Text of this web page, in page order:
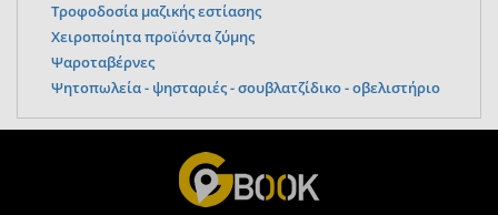
Τροφοδοσία μαζικής εστίασης
Χειροποίητα προϊόντα ζύμης
Ψαροταβέρνες
Ψητοπωλεία - ψησταριές - σουβλατζίδικο - οβελιστήριο